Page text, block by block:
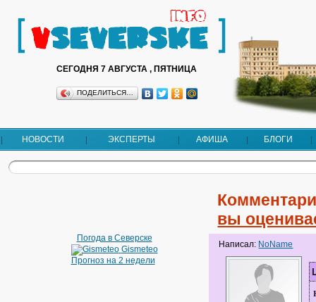
СЕГОДНЯ 7 АВГУСТА , ПЯТНИЦА
ПОДЕЛИТЬСЯ…
НОВОСТИ ЭКСПЕРТЫ АФИША БЛОГИ
Погода в Северске
Gismeteo
Прогноз на 2 недели
вы
Написал: NoName